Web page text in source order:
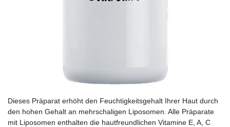
Dieses Präparat erhöht den Feuchtigkeitsgehalt Ihrer Haut durch
den hohen Gehalt an mehrschaligen Liposomen. Alle Präparate
mit Liposomen enthalten die hautfreundlichen Vitamine E, A, C